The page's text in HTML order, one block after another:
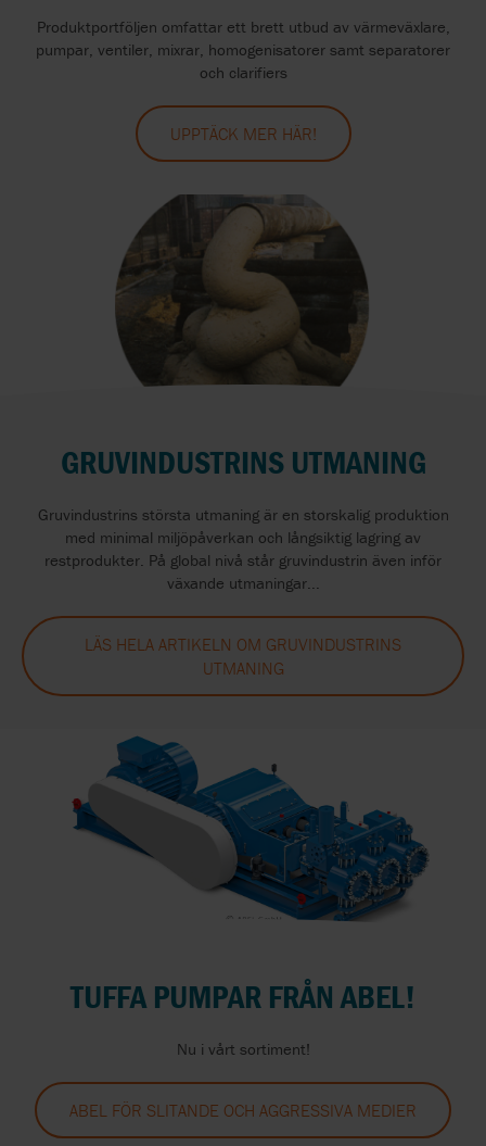
Produktportföljen omfattar ett brett utbud av värmeväxlare,
pumpar, ventiler, mixrar, homogenisatorer samt separatorer
och clarifiers
UPPTÄCK MER HÄR!
GRUVINDUSTRINS UTMANING
Gruvindustrins största utmaning är en storskalig produktion
med minimal miljöpåverkan och långsiktig lagring av
restprodukter. På global nivå står gruvindustrin även inför
växande utmaningar...
LÄS HELA ARTIKELN OM GRUVINDUSTRINS
UTMANING
TUFFA PUMPAR FRÅN ABEL!
Nu i vårt sortiment!
ABEL FÖR SLITANDE OCH AGGRESSIVA MEDIER